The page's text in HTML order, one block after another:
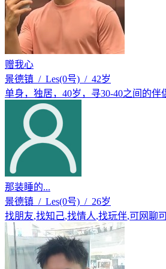
赠我心
景德镇 / Les(0号) / 42岁
单身，独居，40岁，寻30-40之间的
那装睡的...
景德镇 / Les(0号) / 26岁
找朋友,找知己,找情人,找玩伴,可网聊